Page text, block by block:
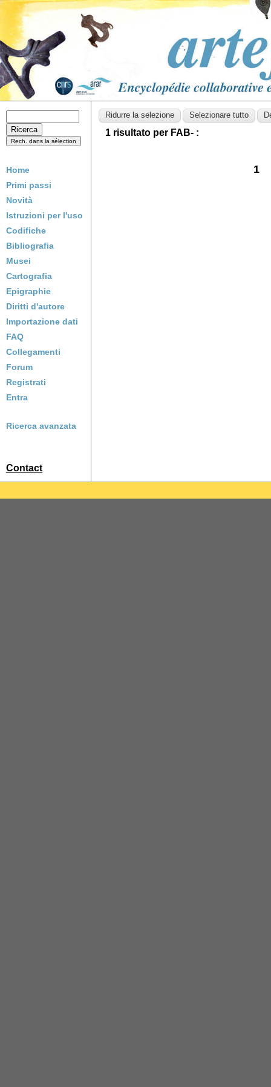
Home
Primi passi
Novità
Istruzioni per l'uso
Codifiche
Bibliografia
Musei
Cartografia
Epigraphie
Diritti d'autore
Importazione dati
FAQ
Collegamenti
Forum
Registrati
Entra
Ricerca avanzata
Contact
1 risultato per FAB- :
1